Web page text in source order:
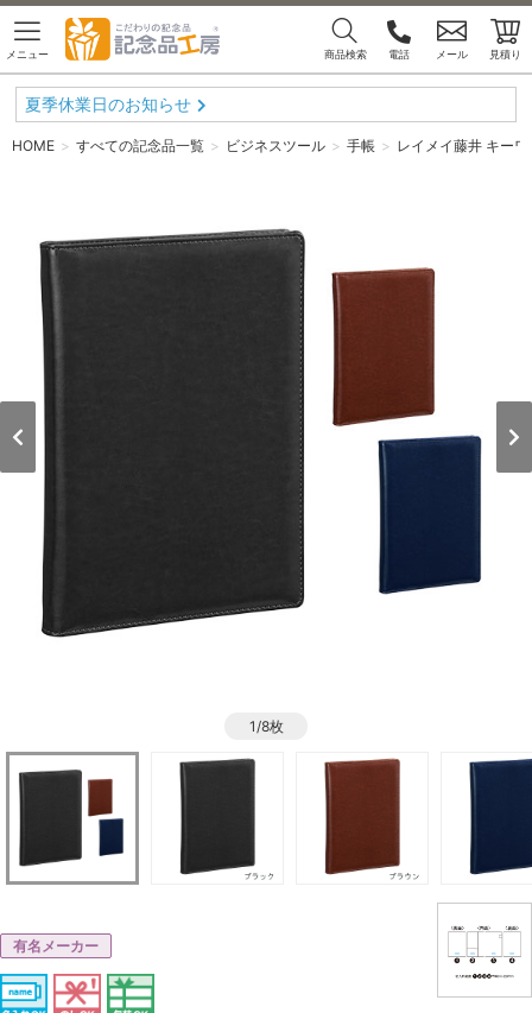
メニュー 商品検索 電話 メール 見積り
夏季休業日のお知らせ
HOME すべての記念品一覧 ビジネスツール 手帳 レイメイ藤井 キー
1/8枚
有名メーカー